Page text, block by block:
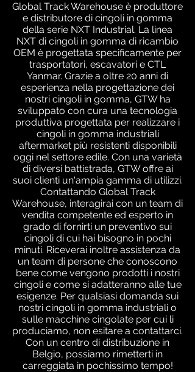
Global Track Warehouse è produttore
e distributore di cingoli in gomma
della serie NXT Industrial. La linea
NXT di cingoli in gomma di ricambio
OEM è progettata specificamente per
trasportatori, escavatori e CTL
Yanmar. Grazie a oltre 20 anni di
esperienza nella progettazione dei
nostri cingoli in gomma, GTW ha
sviluppato con cura una tecnologia
produttiva progettata per realizzare i
cingoli in gomma industriali
aftermarket più resistenti disponibili
oggi nel settore edile. Con una varietà
di diversi battistrada, GTW offre ai
suoi clienti un'ampia gamma di utilizzi.
Contattando Global Track
Warehouse, interagirai con un team di
vendita competente ed esperto in
grado di fornirti un preventivo sui
cingoli di cui hai bisogno in pochi
minuti. Riceverai inoltre assistenza da
un team di persone che conoscono
bene come vengono prodotti i nostri
cingoli e come si adatteranno alle tue
esigenze. Per qualsiasi domanda sui
nostri cingoli in gomma industriali o
sulle macchine cingolate per cui li
produciamo, non esitare a contattarci.
Con un centro di distribuzione in
Belgio, possiamo rimetterti in
carreggiata in pochissimo tempo!